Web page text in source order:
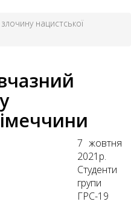
нацистської
7 жовтня
2021р.
Студенти
групи
ГРС-19